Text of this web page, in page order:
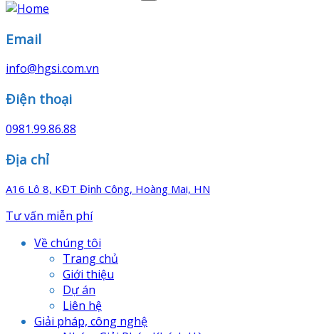
Email
info@hgsi.com.vn
Điện thoại
0981.99.86.88
Địa chỉ
A16 Lô 8, KĐT Định Công, Hoàng Mai, HN
Tư vấn miễn phí
Về chúng tôi
Trang chủ
Giới thiệu
Dự án
Liên hệ
Giải pháp, công nghệ